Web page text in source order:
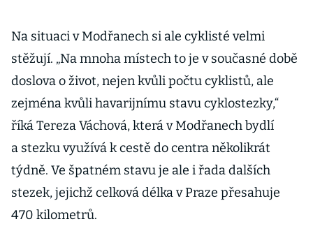
Na situaci v Modřanech si ale cyklisté velmi
stěžují. „Na mnoha místech to je v současné době
doslova o život, nejen kvůli počtu cyklistů, ale
zejména kvůli havarijnímu stavu cyklostezky,“
říká Tereza Váchová, která v Modřanech bydlí
a stezku využívá k cestě do centra několikrát
týdně. Ve špatném stavu je ale i řada dalších
stezek, jejichž celková délka v Praze přesahuje
470 kilometrů.